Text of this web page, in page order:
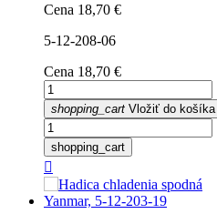
Cena 18,70 €
5-12-208-06
Cena 18,70 €
shopping_cart Vložiť do košíka
shopping_cart
